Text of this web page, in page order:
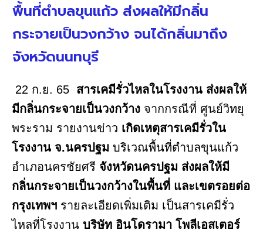
พื้นที่ตำบลขุนแก้ว ส่งผลให้มีกลิ่น
กระจายเป็นวงกว้าง จนได้กลิ่นมาถึง
จังหวัดนนทบุรี
22 ก.ย. 65 สารเคมีรั่วไหลในโรงงาน ส่งผลให้
มีกลิ่นกระจายเป็นวงกว้าง จากกรณีที่ ศูนย์วิทยุ
พระราม รายงานข่าว เกิดเหตุสารเคมีรั่วใน
โรงงาน จ.นครปฐม บริเวณพื้นที่ตำบลขุนแก้ว
อำเภอนครชัยศรี จังหวัดนครปฐม ส่งผลให้มี
กลิ่นกระจายเป็นวงกว้างในพื้นที่ และเขตรอยต่อ
กรุงเทพฯ รายละเอียดเพิ่มเติม เป็นสารเคมีรั่ว
ไหลที่โรงงาน บริษัท อินโดรามา โพลีเอสเตอร์